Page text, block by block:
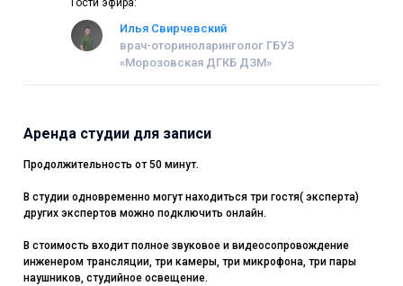
Гости эфира:
Илья Свирчевский
врач-оториноларинголог ГБУЗ
«Морозовская ДГКБ ДЗМ»
Аренда студии для записи
Продолжительность от 50 минут.
В студии одновременно могут находиться три гостя( эксперта)
других экспертов можно подключить онлайн.
В стоимость входит полное звуковое и видеосопровождение
инженером трансляции, три камеры, три микрофона, три пары
наушников, студийное освещение.